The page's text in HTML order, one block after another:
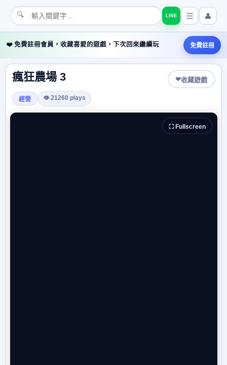
🔍 LINE 👤
❤️ 免費註冊會員，收藏喜愛的遊戲，下次回來繼續玩 免費註冊
瘋狂農場 3 ❤收藏遊戲
經營 👁 21260 plays
⛶ Fullscreen